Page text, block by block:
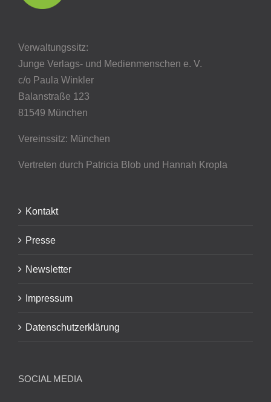
Verwaltungssitz:
Junge Verlags- und Medienmenschen e. V.
c/o Paula Winkler
Balanstraße 123
81549 München
Vereinssitz: München
Vertreten durch Patricia Blob und Hannah Kropla
Kontakt
Presse
Newsletter
Impressum
Datenschutzerklärung
SOCIAL MEDIA